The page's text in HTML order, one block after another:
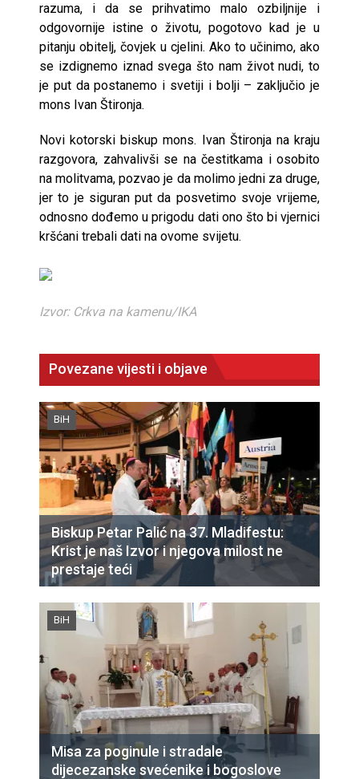
razuma, i da se prihvatimo malo ozbiljnije i
odgovornije istine o životu, pogotovo kad je u
pitanju obitelj, čovjek u cjelini. Ako to učinimo, ako
se izdignemo iznad svega što nam život nudi, to
je put da postanemo i svetiji i bolji – zaključio je
mons Ivan Štironja.
Novi kotorski biskup mons. Ivan Štironja na kraju
razgovora, zahvalivši se na čestitkama i osobito
na molitvama, pozvao je da molimo jedni za druge,
jer to je siguran put da posvetimo svoje vrijeme,
odnosno dođemo u prigodu dati ono što bi vjernici
kršćani trebali dati na ovome svijetu.
Izvor: Crkva na kamenu/IKA
Povezane vijesti i objave
BiH
Biskup Petar Palić na 37. Mladifestu:
Krist je naš Izvor i njegova milost ne
prestaje teći
BiH
Misa za poginule i stradale
dijecezanske svećenike i bogoslove